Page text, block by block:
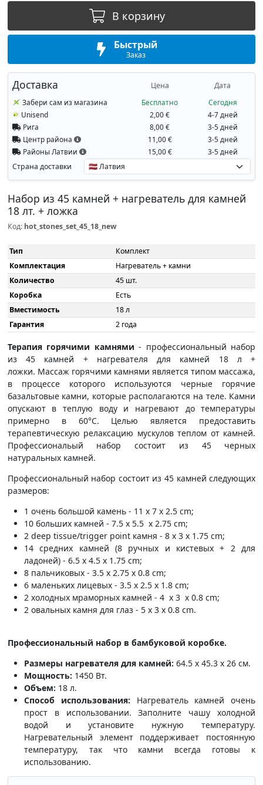
В корзину
Быстрый
Заказ
Доставка Цена Дата
Забери сам из магазина Бесплатно
Сегодня
Unisend
2,00 €
4-7 дней
Рига
8,00 €
3-5 дней
Центр района
11,00 €
3-5 дней
Районы Латвии
15,00 € 3-5 дней
Страна доставки
Набор из 45 камней + нагреватель для камней
18 лт. + ложка
Код: hot_stones_set_45_18_new
Тип
Комплект
Комплектация
Нагреватель + камни
Количество
45 шт.
Коробка
Есть
Вместимость
18 л
Гарантия
2 года
Терапия горячими камнями - профессиональный набор
из 45 камней + нагревателя для камней 18 л +
ложки. Массаж горячими камнями является типом массажа,
в процессе которого используются черные горячие
базальтовые камни, которые располагаются на теле. Камни
опускают в теплую воду и нагревают до температуры
примерно в 60°C. Целью является предоставить
терапевтическую релаксацию мускулов теплом от камней.
Профессиональый набор состоит из 45 черных
натуральных камней.
Профессиональный набор состоит из 45 камней следующих
размеров:
1 очень большой камень - 11 x 7 x 2.5 cm;
10 больших камней - 7.5 x 5.5 x 2.75 cm;
2 deep tissue/trigger point камня - 8 x 3 x 1.75 cm;
14 средних камней (8 ручных и кистевых + 2 для
ладоней) - 6.5 x 4.5 x 1.75 cm;
8 пальчиковых - 3.5 x 2.75 x 0.8 cm;
6 маленьких лицевых - 3.5 x 2.5 x 1.8 cm;
2 холодных мраморных камней - 4 x 3 x 0.8 cm;
2 овальных камня для глаз - 5 x 3 x 0.8 cm.
Профессиональный набор в бамбуковой коробке.
Размеры нагревателя для камней: 64.5 x 45.3 x 26 см.
Мощность: 1450 Вт.
Объем: 18 л.
Способ использования: Нагреватель камней очень
прост в использовании. Заполните чашу холодной
водой и установите нужную температуру.
Нагревательный элемент поддерживает постоянную
температуру, так что камни всегда готовы к
использованию.